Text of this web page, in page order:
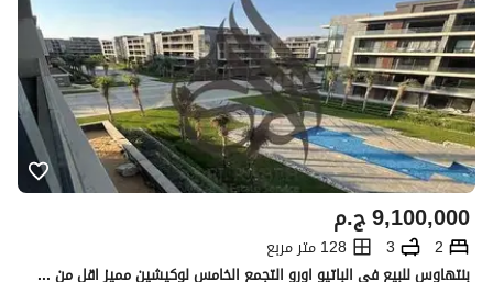
ج.م9,100,000
2
3
128 متر مربع
بنتهاوس للبيع في الباتيو اورو التجمع الخامس لوكيشين مميز اقل من سعر السوق استلام فوري elpatio oro